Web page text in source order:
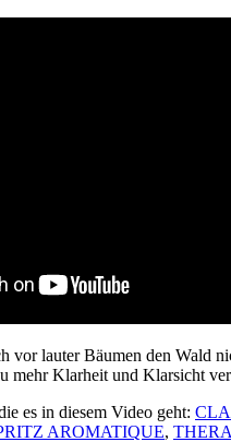
vor lauter Bäumen den Wald
mehr Klarheit und Klarsicht
es in diesem Video geht:
AROMATIQUE,